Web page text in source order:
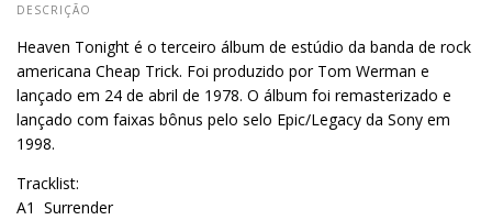
DESCRIÇÃO
Heaven Tonight é o terceiro álbum de estúdio da banda de rock
americana Cheap Trick. Foi produzido por Tom Werman e
lançado em 24 de abril de 1978. O álbum foi remasterizado e
lançado com faixas bônus pelo selo Epic/Legacy da Sony em
1998.
Tracklist:
A1 Surrender